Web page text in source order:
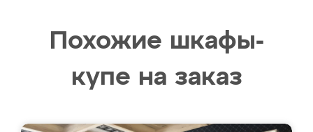
Похожие шкафы-
купе на заказ